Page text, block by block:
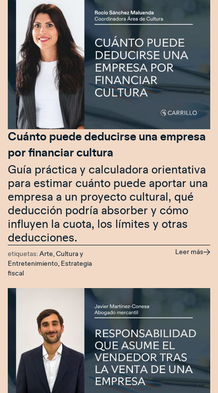
Cuánto puede deducirse una empresa
por financiar cultura
Guía práctica y calculadora orientativa
para estimar cuánto puede aportar una
empresa a un proyecto cultural, qué
deducción podría absorber y cómo
influyen la cuota, los límites y otras
deducciones.
etiquetas: Arte, Cultura y
Entretenimiento Estrategia
fiscal
Leer más